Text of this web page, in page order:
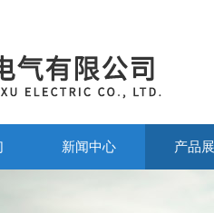
新闻中心 产品